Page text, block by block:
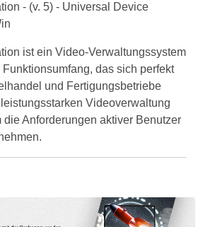
- (v. 5) - Universal Device
ist ein Video-Verwaltungssystem
das sich perfekt
und Fertigungsbetriebe
Videoverwaltung
die Anforderungen aktiver Benutzer